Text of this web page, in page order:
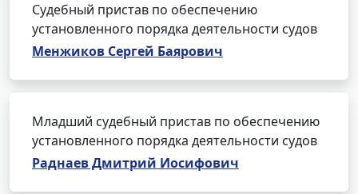
Судебный пристав по обеспечению
установленного порядка деятельности судов
Менжиков Сергей Баярович
Младший судебный пристав по обеспечению
установленного порядка деятельности судов
Раднаев Дмитрий Иосифович